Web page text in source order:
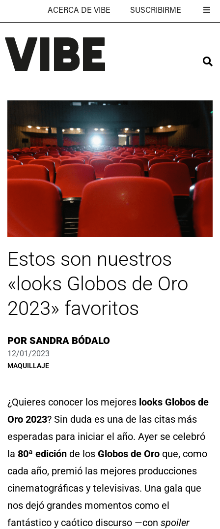
ACERCA DE VIBE SUSCRIBIRME
Estos son nuestros
«looks Globos de Oro
2023» favoritos
POR SANDRA BÓDALO
12/01/2023
MAQUILLAJE
¿Quieres conocer los mejores looks Globos de
Oro 2023? Sin duda es una de las citas más
esperadas para iniciar el año. Ayer se celebró
la 80ª edición de los Globos de Oro que, como
cada año, premió las mejores producciones
cinematográficas y televisivas. Una gala que
nos dejó grandes momentos como el
fantástico y caótico discurso —con spoiler